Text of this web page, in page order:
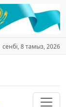
сенбі, 8 тамыз, 2026